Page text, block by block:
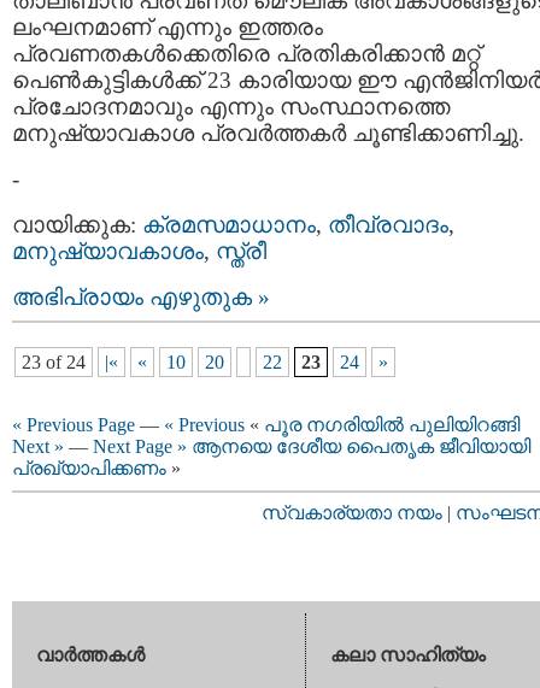
ലംഘനമാണ് എന്നും ഇത്തരം
പ്രവണതകള്‍ക്കെതിരെ പ്രതികരിക്കാന്‍ മറ്റ്
പെണ്‍കുട്ടികള്‍ക്ക് 23 കാരിയായ ഈ
പ്രചോദനമാവും എന്നും സംസ്ഥാനത്തെ
മനുഷ്യാവകാശ പ്രവര്‍ത്തകര്‍ ചൂണ്ടിക്കാണിച്ചു.
-
വായിക്കുക: ക്രമസമാധാനം, തീവ്രവാദം,
മനുഷ്യാവകാശം, സ്ത്രീ
അഭിപ്രായം എഴുതുക »
23 of 24 |« « 10 20 22 23 24 »
« Previous Page — « Previous « പൂര നഗരിയില്‍ പുലിയിറങ്ങി
Next » — Next Page » ആനയെ ദേശീയ പൈതൃക ജീവിയായി
പ്രഖ്യാപിക്കണം »
സ്വകാര്യതാ നയം |
വാര്‍ത്തകള്‍
കലാ സാഹിത്യം